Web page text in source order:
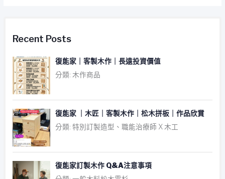
Recent Posts
復能家｜客製木作｜長遠投資價值
分類: 木作商品
復能家 ｜木匠｜客製木作｜松木拼板｜作品欣賞
分類: 特別訂製造型、職能治療師 X 木工
復能家訂製木作 Q&A注意事項